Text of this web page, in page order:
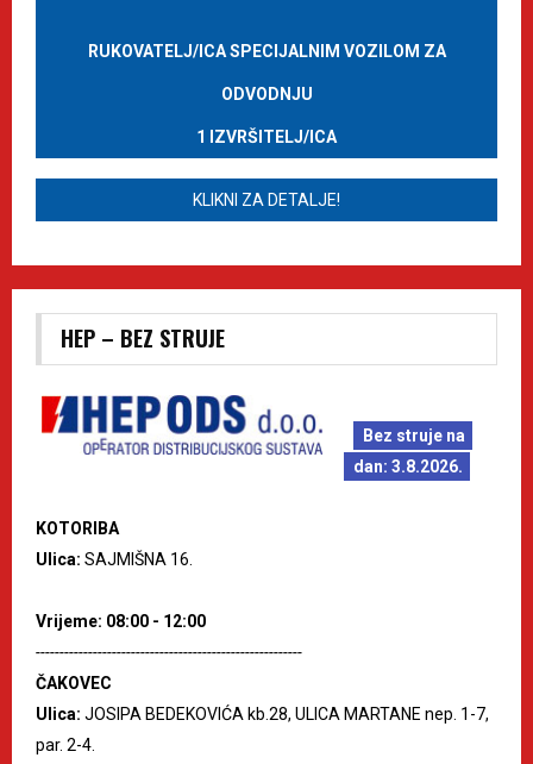
RUKOVATELJ/ICA SPECIJALNIM VOZILOM ZA
ODVODNJU
1 IZVRŠITELJ/ICA
KLIKNI ZA DETALJE!
HEP – BEZ STRUJE
Bez struje na
dan: 3.8.2026.
KOTORIBA
Ulica: SAJMIŠNA 16.
Vrijeme: 08:00 - 12:00
--------------------------------------------------------
ČAKOVEC
Ulica: JOSIPA BEDEKOVIĆA kb.28, ULICA MARTANE nep. 1-7,
par. 2-4.